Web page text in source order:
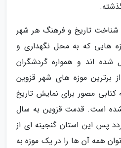
شناخت تاریخ و فرهنگ هر شهر
هایی که به محل نگهداری و
شده اند و همواره گردشگران
برترین موزه های شهر قزوین
کتابی مصور برای نمایش تاریخ
شده است. قدمت قزوین به سال
پس این استان گنجینه ای از
همه آن ها را در یک موزه به